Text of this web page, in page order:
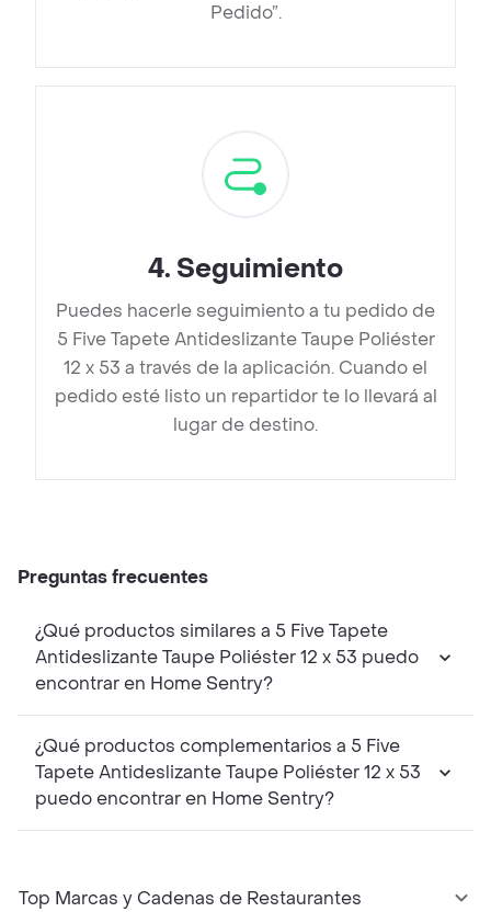
Pedido”.
4. Seguimiento
Puedes hacerle seguimiento a tu pedido de
5 Five Tapete Antideslizante Taupe Poliéster
12 x 53 a través de la aplicación. Cuando el
pedido esté listo un repartidor te lo llevará al
lugar de destino.
Preguntas frecuentes
¿Qué productos similares a 5 Five Tapete
Antideslizante Taupe Poliéster 12 x 53 puedo
encontrar en Home Sentry?
¿Qué productos complementarios a 5 Five
Tapete Antideslizante Taupe Poliéster 12 x 53
puedo encontrar en Home Sentry?
Top Marcas y Cadenas de Restaurantes